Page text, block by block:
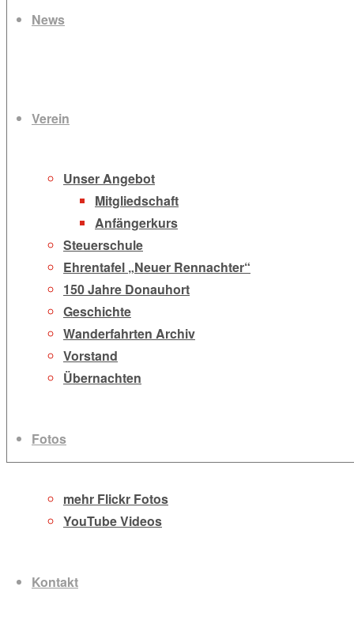
springenNews
Verein
Unser Angebot
Mitgliedschaft
Anfängerkurs
Steuerschule
Ehrentafel „Neuer Rennachter“
150 Jahre Donauhort
Geschichte
Wanderfahrten Archiv
Vorstand
Übernachten
Fotos
mehr Flickr Fotos
YouTube Videos
Kontakt